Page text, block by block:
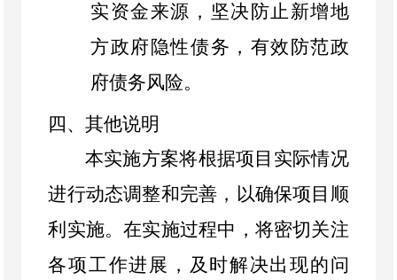
实资金来源，坚决防止新增地
方政府隐性债务，有效防范政
府债务风险。
四、其他说明
本实施方案将根据项目实际情况
进行动态调整和完善，以确保项目顺
利实施。在实施过程中，将密切关注
各项工作进展，及时解决出现的问